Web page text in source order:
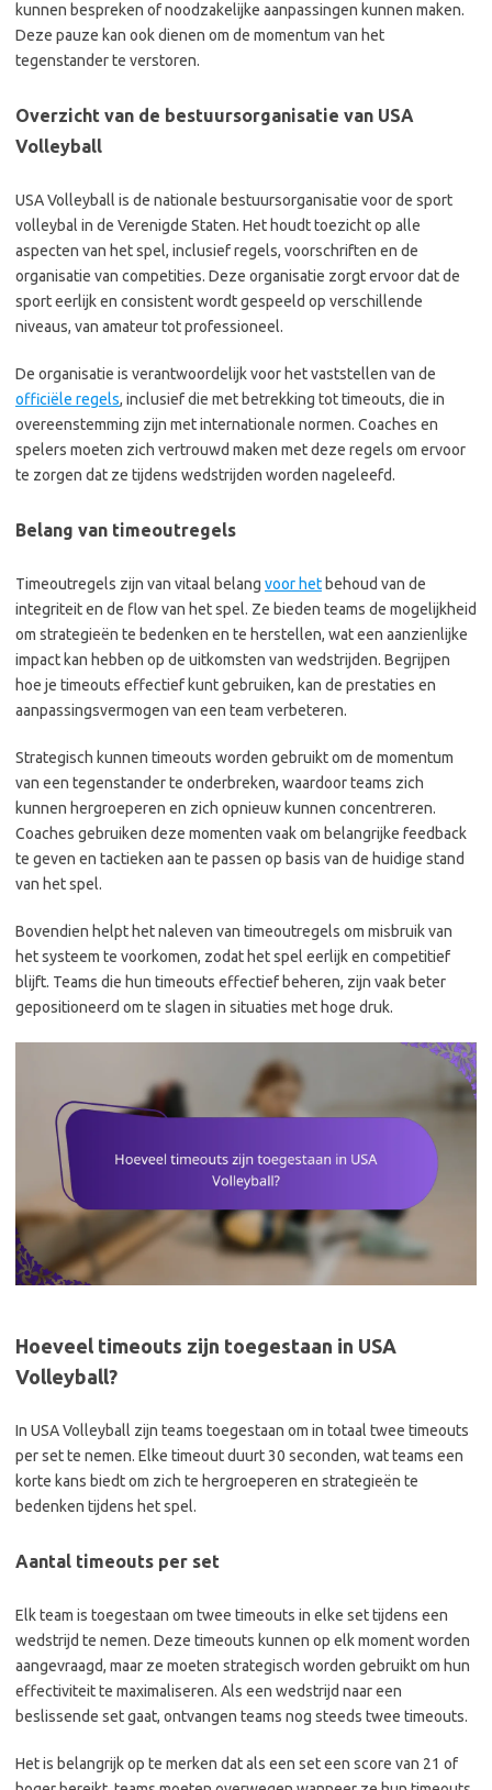
kunnen bespreken of noodzakelijke aanpassingen kunnen maken.
Deze pauze kan ook dienen om de momentum van het
tegenstander te verstoren.
Overzicht van de bestuursorganisatie van USA
Volleyball
USA Volleyball is de nationale bestuursorganisatie voor de sport
volleybal in de Verenigde Staten. Het houdt toezicht op alle
aspecten van het spel, inclusief regels, voorschriften en de
organisatie van competities. Deze organisatie zorgt ervoor dat de
sport eerlijk en consistent wordt gespeeld op verschillende
niveaus, van amateur tot professioneel.
De organisatie is verantwoordelijk voor het vaststellen van de
officiële regels, inclusief die met betrekking tot timeouts, die in
overeenstemming zijn met internationale normen. Coaches en
spelers moeten zich vertrouwd maken met deze regels om ervoor
te zorgen dat ze tijdens wedstrijden worden nageleefd.
Belang van timeoutregels
Timeoutregels zijn van vitaal belang voor het behoud van de
integriteit en de flow van het spel. Ze bieden teams de mogelijkheid
om strategieën te bedenken en te herstellen, wat een aanzienlijke
impact kan hebben op de uitkomsten van wedstrijden. Begrijpen
hoe je timeouts effectief kunt gebruiken, kan de prestaties en
aanpassingsvermogen van een team verbeteren.
Strategisch kunnen timeouts worden gebruikt om de momentum
van een tegenstander te onderbreken, waardoor teams zich
kunnen hergroeperen en zich opnieuw kunnen concentreren.
Coaches gebruiken deze momenten vaak om belangrijke feedback
te geven en tactieken aan te passen op basis van de huidige stand
van het spel.
Bovendien helpt het naleven van timeoutregels om misbruik van
het systeem te voorkomen, zodat het spel eerlijk en competitief
blijft. Teams die hun timeouts effectief beheren, zijn vaak beter
gepositioneerd om te slagen in situaties met hoge druk.
Hoeveel timeouts zijn toegestaan in USA
Volleyball?
In USA Volleyball zijn teams toegestaan om in totaal twee timeouts
per set te nemen. Elke timeout duurt 30 seconden, wat teams een
korte kans biedt om zich te hergroeperen en strategieën te
bedenken tijdens het spel.
Aantal timeouts per set
Elk team is toegestaan om twee timeouts in elke set tijdens een
wedstrijd te nemen. Deze timeouts kunnen op elk moment worden
aangevraagd, maar ze moeten strategisch worden gebruikt om hun
effectiviteit te maximaliseren. Als een wedstrijd naar een
beslissende set gaat, ontvangen teams nog steeds twee timeouts.
Het is belangrijk op te merken dat als een set een score van 21 of